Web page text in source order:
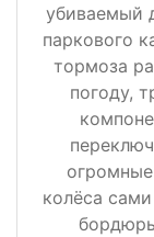
убиваемый
паркового
тормоза
погоду,
колёса